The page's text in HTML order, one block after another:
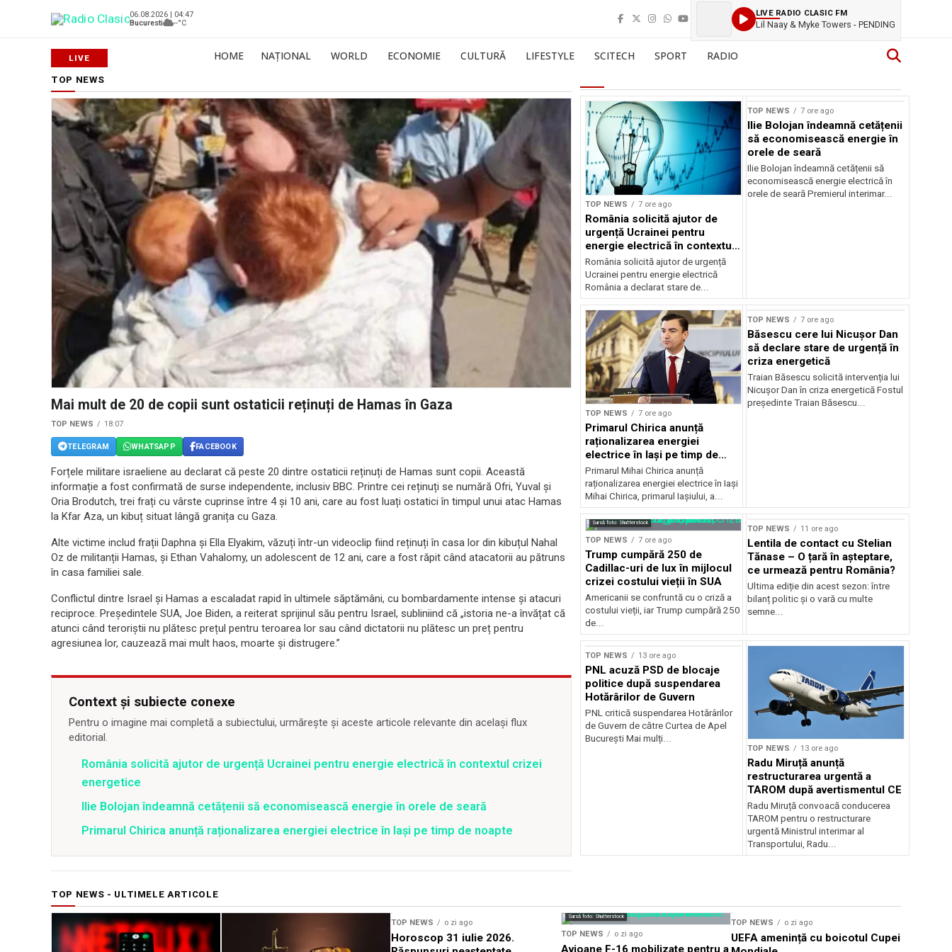
06.08.2026 | 04:47
Bucuresti
--°C
LIVE RADIO CLASIC FM
Lil Naay & Myke Towers - PENDING
HOME NAȚIONAL WORLD ECONOMIE CULTURĂ LIFESTYLE SCITECH SPORT RADIO
TOP NEWS
Mai mult de 20 de copii sunt ostaticii reținuți de Hamas în Gaza
TOP NEWS 18:07
TELEGRAM WHATSAPP FACEBOOK
Forțele militare israeliene au declarat că peste 20 dintre ostaticii reținuți de Hamas sunt copii. Această
informație a fost confirmată de surse independente, inclusiv BBC. Printre cei reținuți se numără Ofri, Yuval și
Oria Brodutch, trei frați cu vârste cuprinse între 4 și 10 ani, care au fost luați ostatici în timpul unui atac Hamas
la Kfar Aza, un kibuț situat lângă granița cu Gaza.
Alte victime includ frații Daphna și Ella Elyakim, văzuți într-un videoclip fiind reținuți în casa lor din kibuțul Nahal
Oz de militanții Hamas, și Ethan Vahalomy, un adolescent de 12 ani, care a fost răpit când atacatorii au pătruns
în casa familiei sale.
Conflictul dintre Israel și Hamas a escaladat rapid în ultimele săptămâni, cu bombardamente intense și atacuri
reciproce. Președintele SUA, Joe Biden, a reiterat sprijinul său pentru Israel, subliniind că „istoria ne-a învățat că
atunci când teroriștii nu plătesc prețul pentru teroarea lor sau când dictatorii nu plătesc un preț pentru
agresiunea lor, cauzează mai mult haos, moarte și distrugere.”
Context și subiecte conexe
Pentru o imagine mai completă a subiectului, urmărește și aceste articole relevante din același flux
editorial.
România solicită ajutor de urgență Ucrainei pentru energie electrică în contextul crizei
energetice
Ilie Bolojan îndeamnă cetățenii să economisească energie în orele de seară
Primarul Chirica anunță raționalizarea energiei electrice în Iași pe timp de noapte
TOP NEWS 7 ore ago
România solicită ajutor de
urgență Ucrainei pentru
energie electrică în contextul
crizei energetice
România solicită ajutor de urgență
Ucrainei pentru energie electrică
România a declarat stare de...
TOP NEWS 7 ore ago
Ilie Bolojan îndeamnă cetățenii
să economisească energie în
orele de seară
Ilie Bolojan îndeamnă cetățenii să
economisească energie electrică în
orele de seară Premierul interimar...
TOP NEWS 7 ore ago
Primarul Chirica anunță
raționalizarea energiei
electrice în Iași pe timp de
noapte
Primarul Mihai Chirica anunță
raționalizarea energiei electrice în Iași
Mihai Chirica, primarul Iașiului, a...
TOP NEWS 7 ore ago
Băsescu cere lui Nicușor Dan
să declare stare de urgență în
criza energetică
Traian Băsescu solicită intervenția lui
Nicușor Dan în criza energetică Fostul
președinte Traian Băsescu...
Sursă foto: Shutterstock
TOP NEWS 7 ore ago
Trump cumpără 250 de
Cadillac-uri de lux în mijlocul
crizei costului vieții în SUA
Americanii se confruntă cu o criză a
costului vieții, iar Trump cumpără 250
de...
TOP NEWS 11 ore ago
Lentila de contact cu Stelian
Tănase – O țară în așteptare,
ce urmează pentru România?
Ultima ediție din acest sezon: între
bilanț politic și o vară cu multe
semne...
TOP NEWS 13 ore ago
PNL acuză PSD de blocaje
politice după suspendarea
Hotărârilor de Guvern
PNL critică suspendarea Hotărârilor
de Guvern de către Curtea de Apel
București Mai mulți...
TOP NEWS 13 ore ago
Radu Miruță anunță
restructurarea urgentă a
TAROM după avertismentul CE
Radu Miruță convoacă conducerea
TAROM pentru o restructurare
urgentă Ministrul interimar al
Transportului, Radu...
TOP NEWS - ULTIMELE ARTICOLE
TOP NEWS o zi ago
Horoscop 31 iulie 2026.
Sursă foto: Shutterstock
TOP NEWS o zi ago
TOP NEWS o zi ago
UEFA amenință cu boicotul Cupei